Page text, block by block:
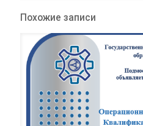
Похожие записи